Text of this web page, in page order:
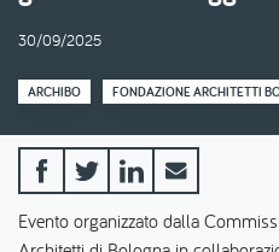
30/09/2025
ARCHIBO FONDAZIONE ARCHITETTI
Evento organizzato dalla